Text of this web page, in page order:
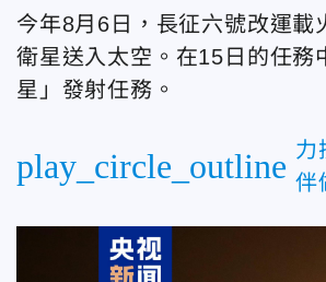
今年8月6日，長征六號改運
衛星送入太空。在15日的任
星」發射任務。
play_circle_outline 力
伴